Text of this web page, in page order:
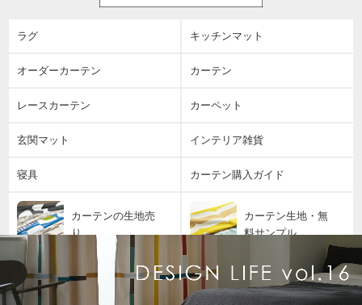
ラグ キッチンマット
オーダーカーテン カーテン
レースカーテン カーペット
玄関マット インテリア雑貨
寝具 カーテン購入ガイド
カーテンの生地売
り
カーテン生地・無
料サンプル
安心の全額返金保
よくあるご質問